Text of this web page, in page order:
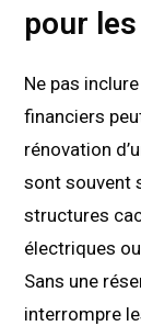
pour
Ne pas
financiers
rénovation
sont souvent
structures
électriques
Sans une
interrompre